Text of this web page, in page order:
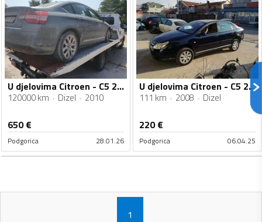
U djelovima Citroen - C5 2.2 hdi
120000 km Dizel 2010
650€
Podgorica 28.01.26
U djelovima Citroen - C5 2.0 hdi 100 kw
111 km 2008 Dizel
220€
Podgorica 06.04.25
1